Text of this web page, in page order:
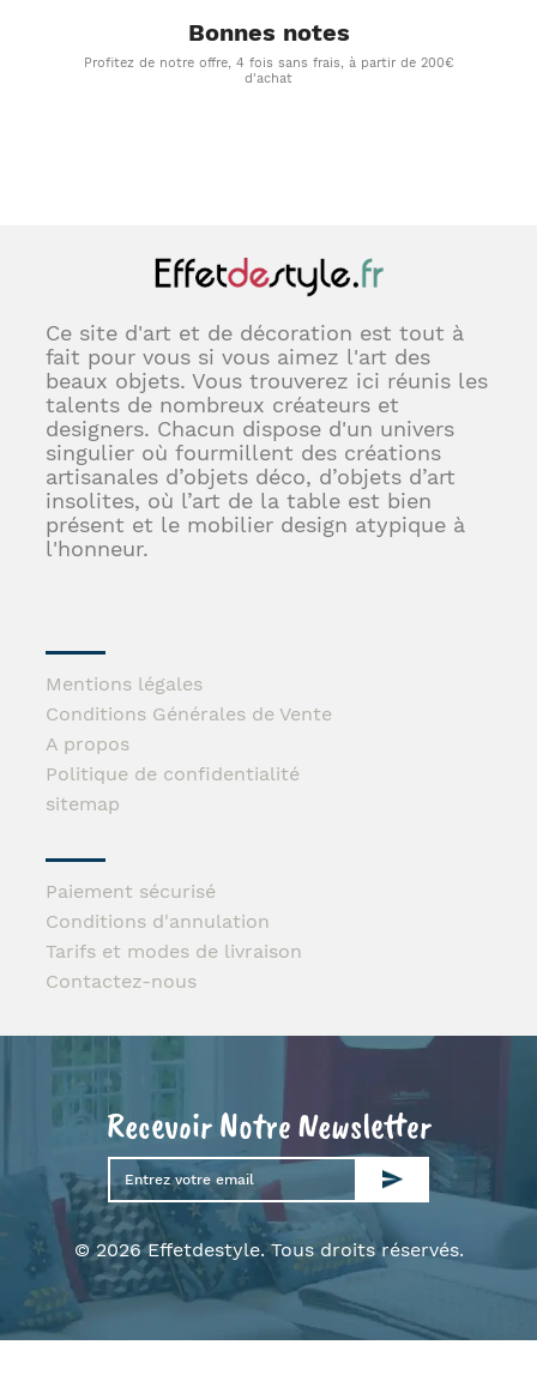
Bonnes notes
Profitez de notre offre, 4 fois sans frais, à partir de 200€
d'achat
Ce site d'art et de décoration est tout à
fait pour vous si vous aimez l'art des
beaux objets. Vous trouverez ici réunis les
talents de nombreux créateurs et
designers. Chacun dispose d'un univers
singulier où fourmillent des créations
artisanales d’objets déco, d’objets d’art
insolites, où l’art de la table est bien
présent et le mobilier design atypique à
l'honneur.
Mentions légales
Conditions Générales de Vente
A propos
Politique de confidentialité
sitemap
Paiement sécurisé
Conditions d'annulation
Tarifs et modes de livraison
Contactez-nous
Recevoir Notre Newsletter
© 2026 Effetdestyle. Tous droits réservés.